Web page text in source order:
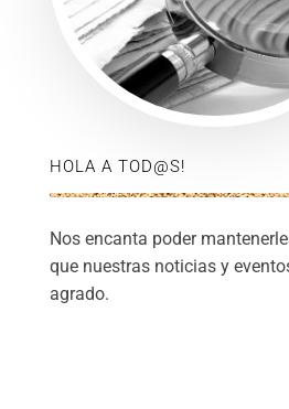
HOLA A TOD@S!
Nos encanta poder
que nuestras noticias y
agrado.